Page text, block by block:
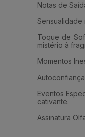
Notas de
Sensualidade
Toque de
mistério à
Momentos
Eventos
cativante.
Assinatura